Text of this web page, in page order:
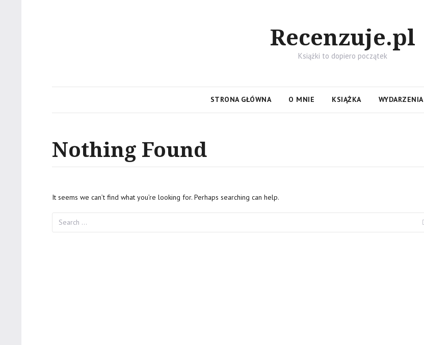
Recenzuje.pl
Książki to dopiero początek
STRONA GŁÓWNA O MNIE KSIĄŻKA WYDARZENIA
Nothing Found
It seems we can’t find what you’re looking for. Perhaps searching can help.
for: